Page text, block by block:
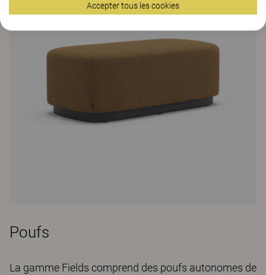
Poufs
La gamme Fields comprend des poufs autonomes de
Accepter tous les cookies